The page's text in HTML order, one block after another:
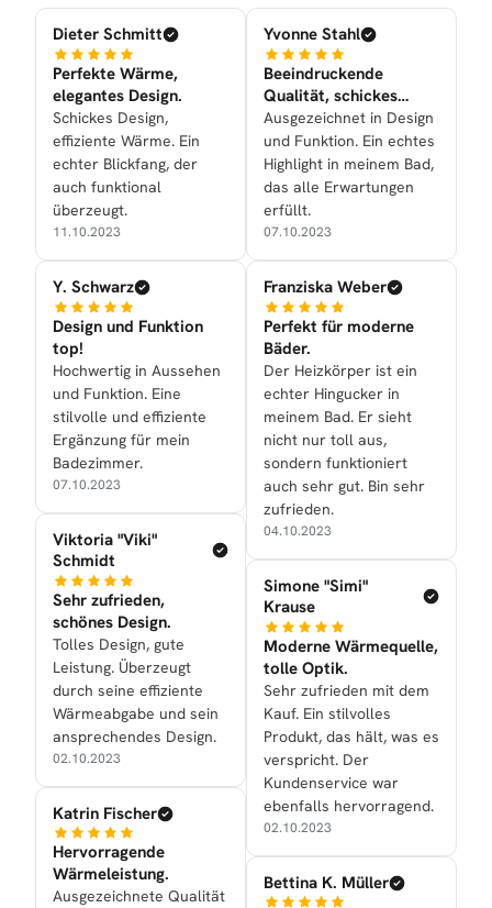
Dieter Schmitt
Perfekte Wärme,
elegantes Design.
Schickes Design,
effiziente Wärme. Ein
echter Blickfang, der
auch funktional
überzeugt.
11.10.2023
Y. Schwarz
Design und Funktion
top!
Hochwertig in Aussehen
und Funktion. Eine
stilvolle und effiziente
Ergänzung für mein
Badezimmer.
07.10.2023
Viktoria "Viki"
Schmidt
Sehr zufrieden,
schönes Design.
Tolles Design, gute
Leistung. Überzeugt
durch seine effiziente
Wärmeabgabe und sein
ansprechendes Design.
02.10.2023
Katrin Fischer
Hervorragende
Wärmeleistung.
Ausgezeichnete Qualität
Yvonne Stahl
Beeindruckende
Qualität, schickes
Design.
Ausgezeichnet in Design
und Funktion. Ein echtes
Highlight in meinem Bad,
das alle Erwartungen
erfüllt.
07.10.2023
Franziska Weber
Perfekt für moderne
Bäder.
Der Heizkörper ist ein
echter Hingucker in
meinem Bad. Er sieht
nicht nur toll aus,
sondern funktioniert
auch sehr gut. Bin sehr
zufrieden.
04.10.2023
Simone "Simi"
Krause
Moderne Wärmequelle,
tolle Optik.
Sehr zufrieden mit dem
Kauf. Ein stilvolles
Produkt, das hält, was es
verspricht. Der
Kundenservice war
ebenfalls hervorragend.
02.10.2023
Bettina K. Müller